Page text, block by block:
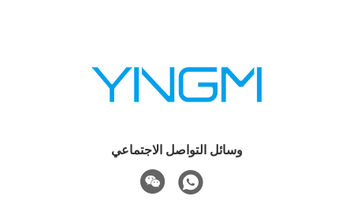
وسائل التواصل الاجتماعي